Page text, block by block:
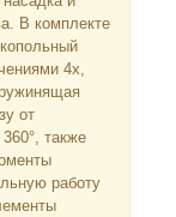
В комплекте
4х,
от
также
работу